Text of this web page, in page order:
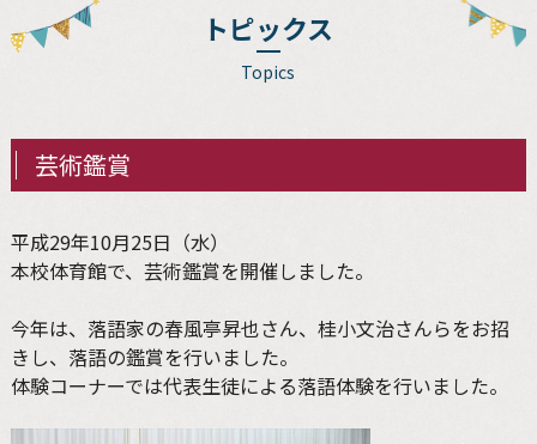
トピックス
Topics
芸術鑑賞
平成29年10月25日（水）
本校体育館で、芸術鑑賞を開催しました。
今年は、落語家の春風亭昇也さん、桂小文治さんらをお招
きし、落語の鑑賞を行いました。
体験コーナーでは代表生徒による落語体験を行いました。